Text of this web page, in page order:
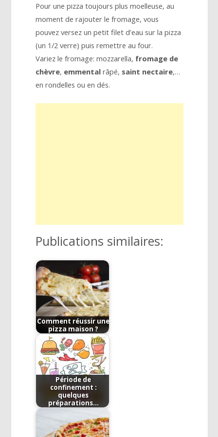
Pour une pizza toujours plus moelleuse, au
moment de rajouter le fromage, vous
pouvez versez un petit filet d’eau sur la pizza
(un 1/2 verre) puis remettre au four.
Variez le fromage: mozzarella, fromage de
chèvre, emmental râpé, saint nectaire,…
en rondelles ou en dés.
Publications similaires:
Comment réussir une
pizza maison ?
Période de
confinement :
quelques
préparations…